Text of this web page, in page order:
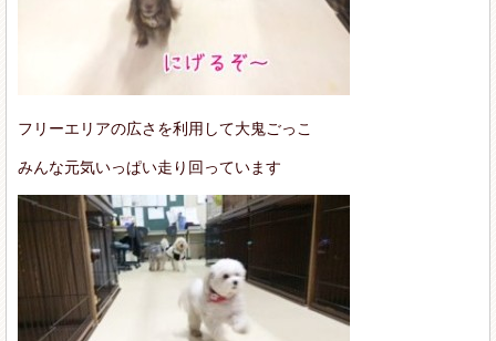
フリーエリアの広さを利用して大鬼ごっこ
みんな元気いっぱい走り回っています